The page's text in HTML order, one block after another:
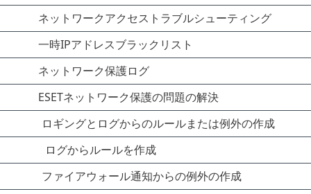
ネットワークアクセストラブルシューティング
一時IPアドレスブラックリスト
ネットワーク保護ログ
ESETネットワーク保護の問題の解決
ロギングとログからのルールまたは例外の作成
ログからルールを作成
ファイアウォール通知からの例外の作成